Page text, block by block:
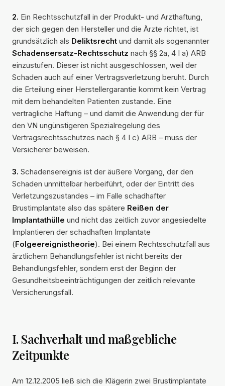
2. Ein Rechtsschutzfall in der Produkt- und Arzthaftung,
der sich gegen den Hersteller und die Ärzte richtet, ist
grundsätzlich als Deliktsrecht und damit als sogenannter
Schadensersatz-Rechtsschutz nach §§ 2a, 4 I a) ARB
einzustufen. Dieser ist nicht ausgeschlossen, weil der
Schaden auch auf einer Vertragsverletzung beruht. Durch
die Erteilung einer Herstellergarantie kommt kein Vertrag
mit dem behandelten Patienten zustande. Eine
vertragliche Haftung – und damit die Anwendung der für
den VN ungünstigeren Spezialregelung des
Vertragsrechtsschutzes nach § 4 I c) ARB – muss der
Versicherer beweisen.
3. Schadensereignis ist der äußere Vorgang, der den
Schaden unmittelbar herbeiführt, oder der Eintritt des
Verletzungszustandes – im Falle schadhafter
Brustimplantate also das spätere Reißen der
Implantathülle und nicht das zeitlich zuvor angesiedelte
Implantieren der schadhaften Implantate
(Folgeereignistheorie). Bei einem Rechtsschutzfall aus
ärztlichem Behandlungsfehler ist nicht bereits der
Behandlungsfehler, sondern erst der Beginn der
Gesundheitsbeeinträchtigungen der zeitlich relevante
Versicherungsfall.
I. Sachverhalt und maßgebliche
Zeitpunkte
Am 12.12.2005 ließ sich die Klägerin zwei Brustimplantate